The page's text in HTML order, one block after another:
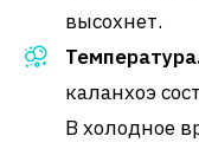
высохнет.
каланхоэ
В холодное